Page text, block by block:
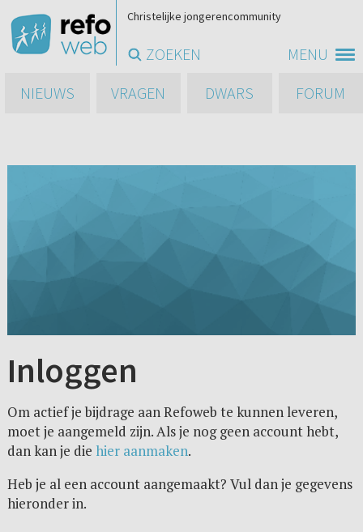
MENU
Christelijke jongerencommunity
ZOEKEN
NIEUWS
VRAGEN DWARS FORUM
Inloggen
Om actief je bijdrage aan Refoweb te kunnen leveren,
moet je aangemeld zijn. Als je nog geen account hebt,
dan kan je die hier aanmaken.
Heb je al een account aangemaakt? Vul dan je gegevens
hieronder in.